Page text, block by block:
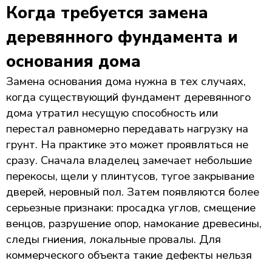
Когда требуется замена
деревянного фундамента и
основания дома
Замена основания дома нужна в тех случаях,
когда существующий фундамент деревянного
дома утратил несущую способность или
перестал равномерно передавать нагрузку на
грунт. На практике это может проявляться не
сразу. Сначала владелец замечает небольшие
перекосы, щели у плинтусов, тугое закрывание
дверей, неровный пол. Затем появляются более
серьезные признаки: просадка углов, смещение
венцов, разрушение опор, намокание древесины,
следы гниения, локальные провалы. Для
коммерческого объекта такие дефекты нельзя